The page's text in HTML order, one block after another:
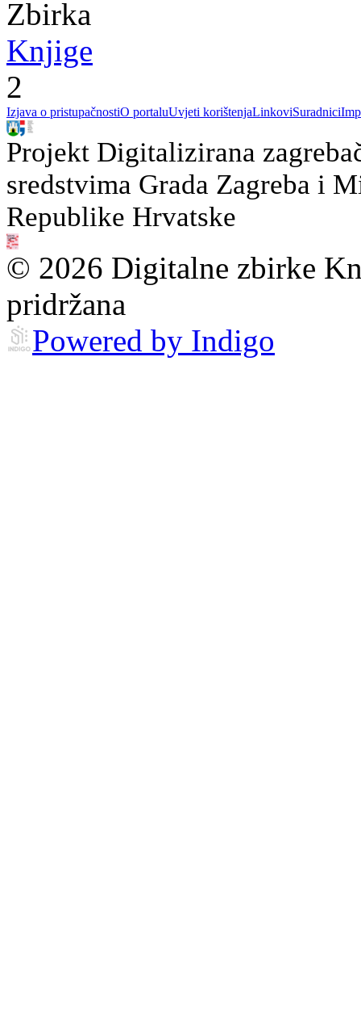
Zbirka
Knjige
2
Izjava o pristupačnostiO portaluUvjeti korištenjaLinkoviSuradnici
Projekt Digitalizirana
sredstvima Grada Zagreba i
Republike Hrvatske
© 2026 Digitalne zbirke
pridržana
Powered by Indigo